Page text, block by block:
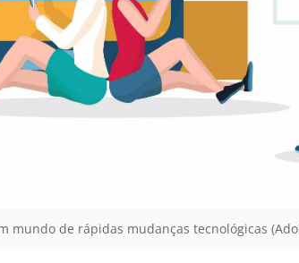
mundo de rápidas mudanças tecnológicas